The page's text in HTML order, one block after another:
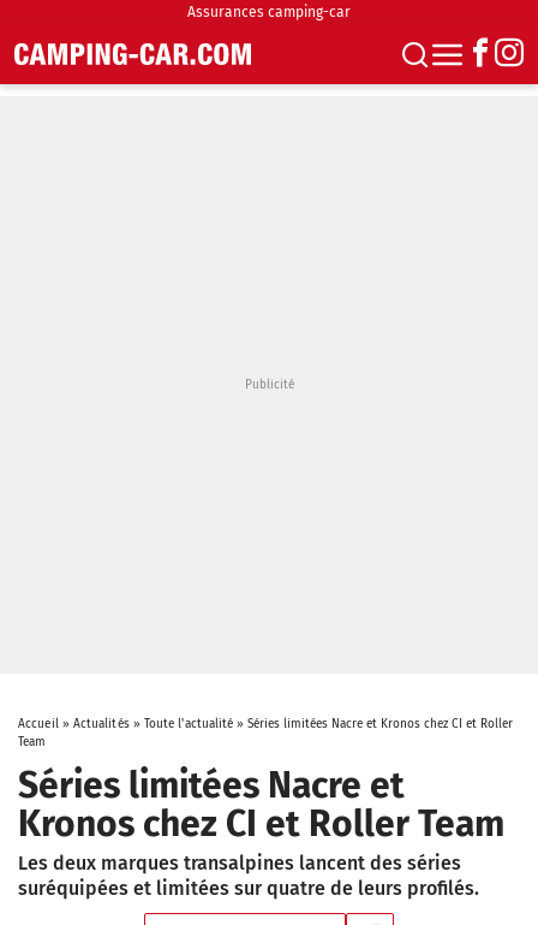
Assurances camping-car
Accueil» Actualités» Toute l'actualité »Séries limitées Nacre et Kronos chez CI et Roller
Team
Séries limitées Nacre et
Kronos chez CI et Roller Team
Les deux marques transalpines lancent des séries
suréquipées et limitées sur quatre de leurs profilés.